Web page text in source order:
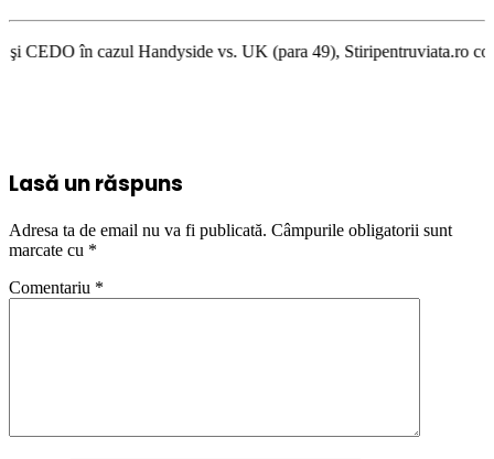
Handyside vs. UK (para 49), Stiripentruviata.ro consideră că
Lasă un răspuns
Adresa ta de email nu va fi publicată. Câmpurile obligatorii sunt
marcate cu *
Comentariu *